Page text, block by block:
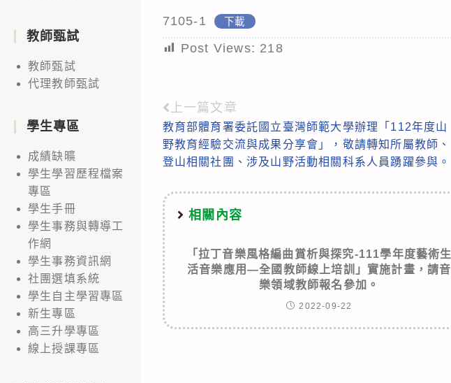
7105-1 下載
Post Views: 218
Read
more
articles
上一篇文章
教育部體育署委託國立臺灣師範大學辦理「112年度山
野教育經驗交流與成果分享會」，敬請轉知所屬教師、
登山相關社團、涉及山野活動相關科系人員踴躍參與。
相關內容
「拉丁音樂風格編曲賞析與探究-111學年度藝術生
活音樂應用—全國教師線上培訓」實施計畫，請音
樂領域教師報名參加。
2022-09-22
教師甄試
教師甄試
代理教師甄試
學生專區
成績缺曠
學生學習歷程檔案
專區
學生手冊
學生事務與轉導工
作網
學生事務資訊網
社團選填系統
學生自主學習專區
新生專區
高三升學專區
線上授課專區